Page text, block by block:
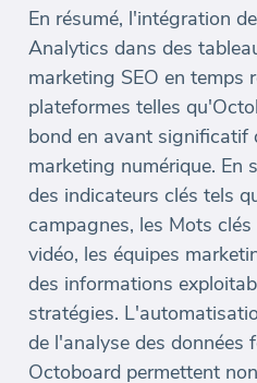
En résumé, l'intégration
Analytics dans des
marketing SEO en temps
plateformes telles
bond en avant significatif
marketing numérique. En
des indicateurs clés tels
campagnes, les Mots
vidéo, les équipes
des informations
stratégies.
de l'analyse des données
Octoboard permettent